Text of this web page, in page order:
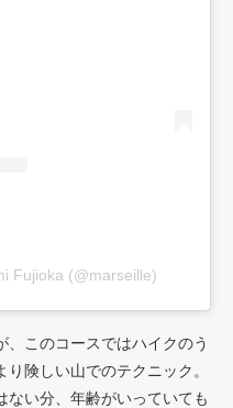
Fujioka (@marseille)
このコースではハイクのう
り険しい山でのテクニック。
い分、 年齢がいっていても